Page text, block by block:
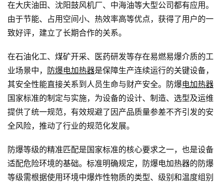
在大庆油田、沈阳鼓风机厂、中海油等大型公司都有应用。
由于节能、占用空间小、热效率高等优点，获得了用户的一
致好评，建立了长期合作的关系。
在石油化工、煤矿开采、医药研发等存在易燃易爆介质的工
业场景中，
防爆电加热器是保障生产连续运行的关键设备，
其安全性能直接关系到人员生命与财产安全。防爆电加热器
国家标准的制定与实施，为设备的设计、制造、选型及运维
提供了统一规范，有效规避了因产品质量参差不齐引发的安
全风险，推动了行业的规范化发展。
防爆等级的精准匹配是国家标准的核心要求之一，也是设备
适配危险环境的基础。标准明确规定，防爆电加热器的防爆
等级需根据使用环境中爆炸性物质的类型、级别和温度组别